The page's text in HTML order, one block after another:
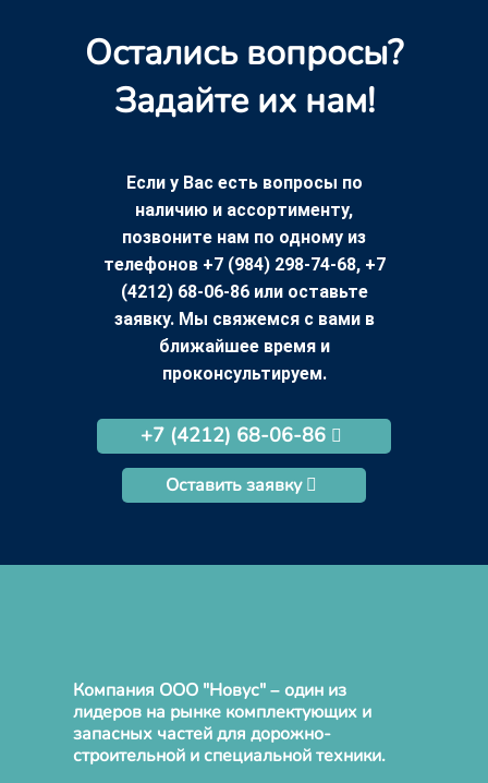
Остались вопросы?
Задайте их нам!
Если у Вас есть вопросы по
наличию и ассортименту,
позвоните нам по одному из
телефонов +7 (984) 298-74-68, +7
(4212) 68-06-86 или оставьте
заявку. Мы свяжемся с вами в
ближайшее время и
проконсультируем.
+7 (4212) 68-06-86
Оставить заявку
Компания ООО "Новус" – один из
лидеров на рынке комплектующих и
запасных частей для дорожно-
строительной и специальной техники.